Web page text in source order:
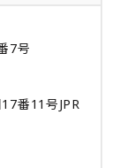
7号
番11号JPR